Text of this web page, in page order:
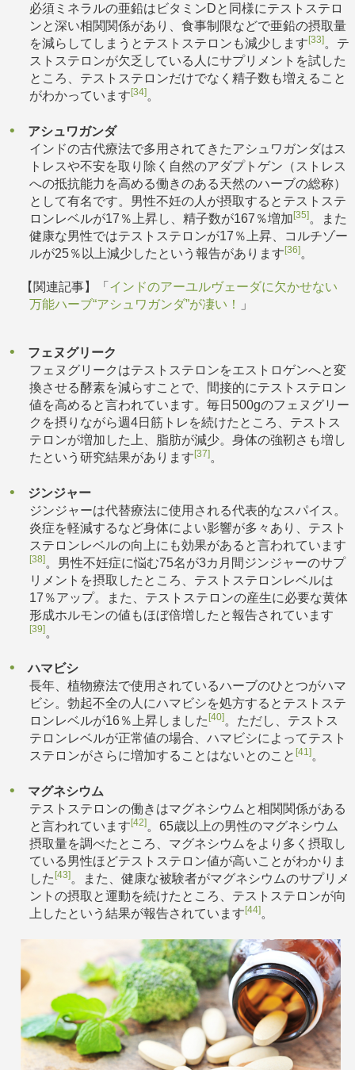
必須ミネラルの亜鉛はビタミンDと同様にテストステロ
ンと深い相関関係があり、食事制限などで亜鉛の摂取量
を減らしてしまうとテストステロンも減少します[33]。テ
ストステロンが欠乏している人にサプリメントを試した
ところ、テストステロンだけでなく精子数も増えること
がわかっています[34]。
アシュワガンダ
インドの古代療法で多用されてきたアシュワガンダはス
トレスや不安を取り除く自然のアダプトゲン（ストレス
への抵抗能力を高める働きのある天然のハーブの総称）
として有名です。男性不妊の人が摂取するとテストステ
ロンレベルが17％上昇し、精子数が167％増加[35]。また
健康な男性ではテストステロンが17％上昇、コルチゾー
ルが25％以上減少したという報告があります[36]。
【関連記事】「 インドのアーユルヴェーダに欠かせない
万能ハーブ“アシュワガンダ”が凄い！
」
フェヌグリーク
フェヌグリークはテストステロンをエストロゲンへと変
換させる酵素を減らすことで、間接的にテストステロン
値を高めると言われています。毎日500gのフェヌグリー
クを摂りながら週4日筋トレを続けたところ、テストス
テロンが増加した上、脂肪が減少。身体の強靭さも増し
たという研究結果があります[37] 。
ジンジャー
ジンジャーは代替療法に使用される代表的なスパイス。
炎症を軽減するなど身体によい影響が多々あり、テスト
ステロンレベルの向上にも効果があると言われています
[38] 。男性不妊症に悩む75名が3カ月間ジンジャーのサプ
リメントを摂取したところ、テストステロンレベルは
17％アップ。また、テストステロンの産生に必要な黄体
形成ホルモンの値もほぼ倍増したと報告されています
[39] 。
ハマビシ
長年、植物療法で使用されているハーブのひとつがハマ
ビシ。勃起不全の人にハマビシを処方するとテストステ
ロンレベルが16％上昇しました[40] 。ただし、テストス
テロンレベルが正常値の場合、ハマビシによってテスト
ステロンがさらに増加することはないとのこと[41] 。
マグネシウム
テストステロンの働きはマグネシウムと相関関係がある
と言われています[42] 。65歳以上の男性のマグネシウム
摂取量を調べたところ、マグネシウムをより多く摂取し
ている男性ほどテストステロン値が高いことがわかりま
した[43] 。また、健康な被験者がマグネシウムのサプリメ
ントの摂取と運動を続けたところ、テストステロンが向
上したという結果が報告されています[44] 。